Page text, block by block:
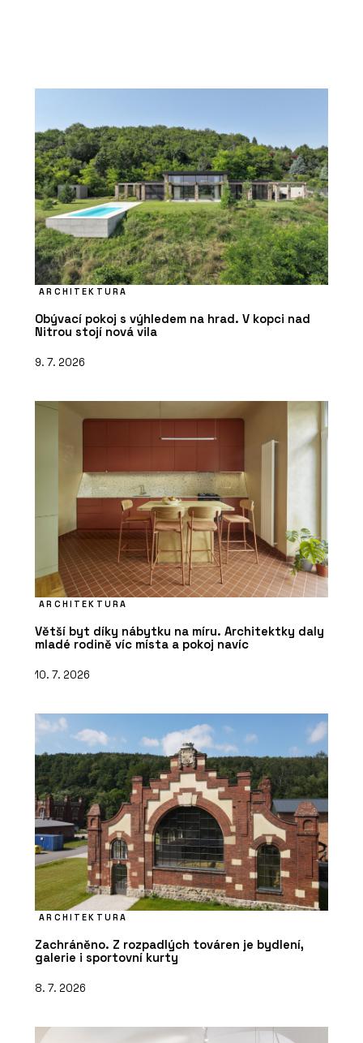
ARCHITEKTURA
Obývací pokoj s výhledem na hrad. V kopci nad
Nitrou stojí nová vila
9. 7. 2026
ARCHITEKTURA
Větší byt díky nábytku na míru. Architektky daly
mladé rodině víc místa a pokoj navíc
10. 7. 2026
ARCHITEKTURA
Zachráněno. Z rozpadlých továren je bydlení,
galerie i sportovní kurty
8. 7. 2026